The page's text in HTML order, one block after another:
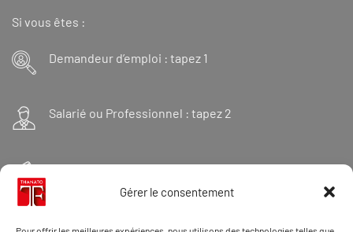
Gérer le consentement
Si vous êtes :
Demandeur d’emploi : tapez 1
Salarié ou Professionnel : tapez 2
Financeur : tapez 3
Et « 98 » pour une formation Thanatopraxie